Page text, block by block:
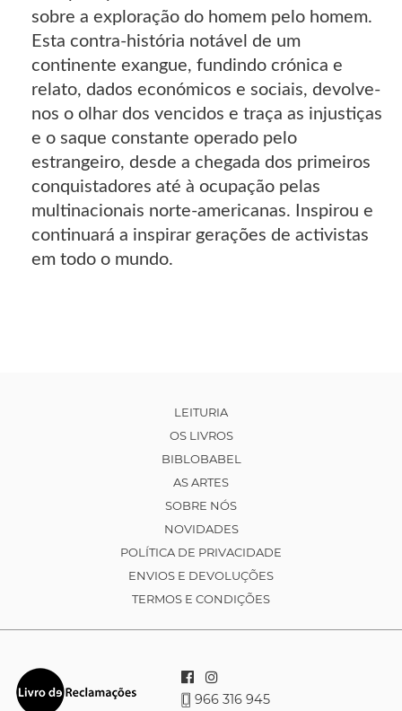
sobre a exploração do homem pelo homem.
Esta contra-história notável de um
continente exangue, fundindo crónica e
relato, dados económicos e sociais, devolve-
nos o olhar dos vencidos e traça as injustiças
e o saque constante operado pelo
estrangeiro, desde a chegada dos primeiros
conquistadores até à ocupação pelas
multinacionais norte-americanas. Inspirou e
continuará a inspirar gerações de activistas
em todo o mundo.
LEITURIA
OS LIVROS
BIBLOBABEL
AS ARTES
SOBRE NÓS
NOVIDADES
POLÍTICA DE PRIVACIDADE
ENVIOS E DEVOLUÇÕES
TERMOS E CONDIÇÕES
966 316 945